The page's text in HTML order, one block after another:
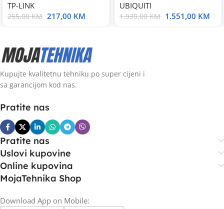
TP-LINK
255,00KM 217,00 KM
UBIQUITI
1.939,00KM 1.551,00 KM
Kupujte kvalitetnu tehniku po super cijeni i
sa garancijom kod nas.
Pratite nas
Pratite nas
Uslovi kupovine
Online kupovina
MojaTehnika Shop
Download App on Mobile: